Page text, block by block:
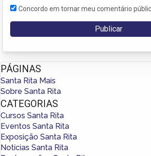
Concordo em tornar meu comentário
PÁGINAS
Santa Rita Mais
Sobre Santa Rita
CATEGORIAS
Cursos Santa Rita
Eventos Santa Rita
Exposição Santa Rita
Notícias Santa Rita